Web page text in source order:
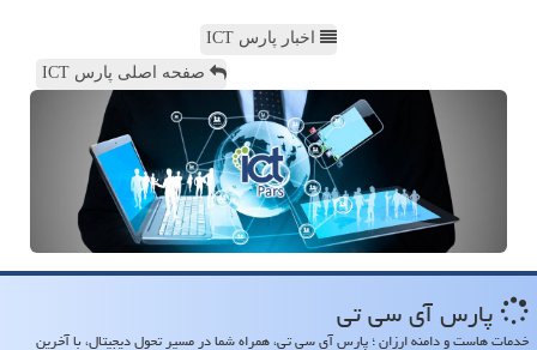
اخبار پارس ICT
صفحه اصلی پارس ICT
پارس آی سی تی
خدمات هاست و دامنه ارزان ؛ پارس آی سی تی، همراه شما در مسیر تحول دیجیتال، با آخرین